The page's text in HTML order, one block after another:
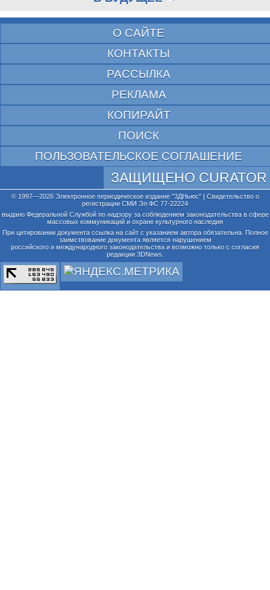
О САЙТЕ
КОНТАКТЫ
РАССЫЛКА
РЕКЛАМА
КОПИРАЙТ
ПОИСК
ПОЛЬЗОВАТЕЛЬСКОЕ СОГЛАШЕНИЕ
ЗАЩИЩЕНО CURATOR
© 1997—2026 Электронное периодическое издание "3ДНьюс" | Свидетельство о
регистрации СМИ Эл ФС 77-22224
выдано Федеральной Службой по надзору за соблюдением законодательства в сфере
массовых коммуникаций и охране культурного наследия
При цитировании документа ссылка на сайт с указанием автора обязательна. Полное
заимствование документа является нарушением
российского и международного законодательства и возможно только с согласия
редакции 3DNews.